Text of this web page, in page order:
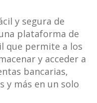
y segura de
plataforma de
que permite a los
y acceder a
bancarias,
y más en un solo